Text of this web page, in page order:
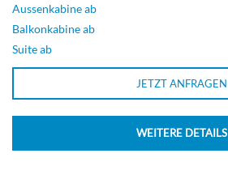
Aussenkabine ab
Balkonkabine ab
Suite ab
JETZT ANFRAGEN
WEITERE DETAILS